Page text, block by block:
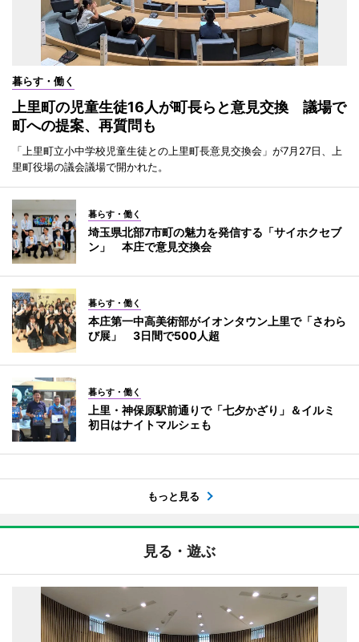
暮らす・働く
上里町の児童生徒16人が町長らと意見交換 議場で
町への提案、再質問も
「上里町立小中学校児童生徒との上里町長意見交換会」が7月27日、上
里町役場の議会議場で開かれた。
暮らす・働く
埼玉県北部7市町の魅力を発信する「サイホクセブ
ン」 本庄で意見交換会
暮らす・働く
本庄第一中高美術部がイオンタウン上里で「さわら
び展」 3日間で500人超
暮らす・働く
上里・神保原駅前通りで「七夕かざり」＆イルミ
初日はナイトマルシェも
もっと見る
見る・遊ぶ